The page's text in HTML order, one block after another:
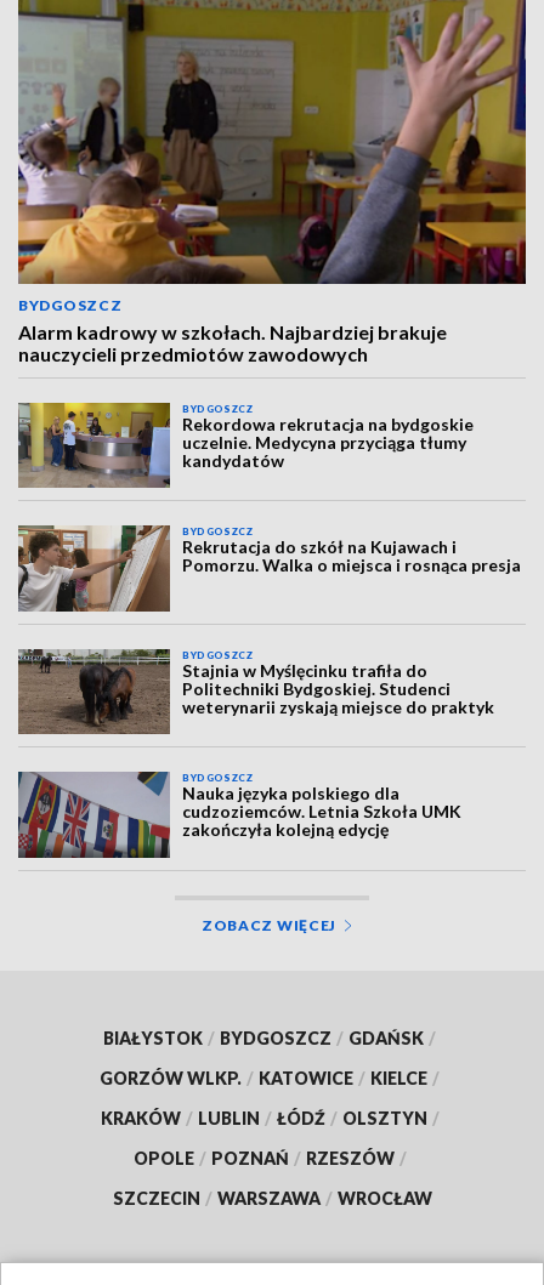
BYDGOSZCZ
Alarm kadrowy w szkołach. Najbardziej brakuje
nauczycieli przedmiotów zawodowych
BYDGOSZCZ
Rekordowa rekrutacja na bydgoskie
uczelnie. Medycyna przyciąga tłumy
kandydatów
BYDGOSZCZ
Rekrutacja do szkół na Kujawach i
Pomorzu. Walka o miejsca i rosnąca presja
BYDGOSZCZ
Stajnia w Myślęcinku trafiła do
Politechniki Bydgoskiej. Studenci
weterynarii zyskają miejsce do praktyk
BYDGOSZCZ
Nauka języka polskiego dla
cudzoziemców. Letnia Szkoła UMK
zakończyła kolejną edycję
ZOBACZ WIĘCEJ
BIAŁYSTOK / BYDGOSZCZ / GDAŃSK /
GORZÓW WLKP. / KATOWICE / KIELCE /
KRAKÓW / LUBLIN / ŁÓDŹ / OLSZTYN /
OPOLE / POZNAŃ / RZESZÓW /
SZCZECIN / WARSZAWA / WROCŁAW